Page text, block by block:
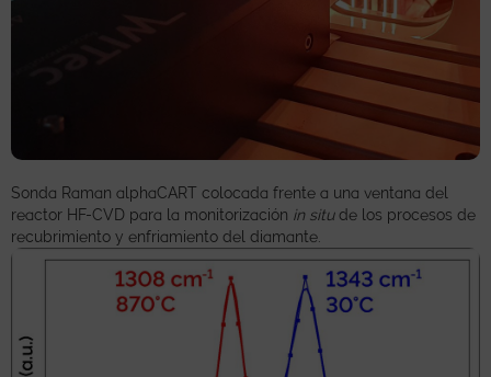
Sonda Raman alphaCART colocada frente a una ventana del
reactor HF-CVD para la monitorización in situde los procesos de
recubrimiento y enfriamiento del diamante.